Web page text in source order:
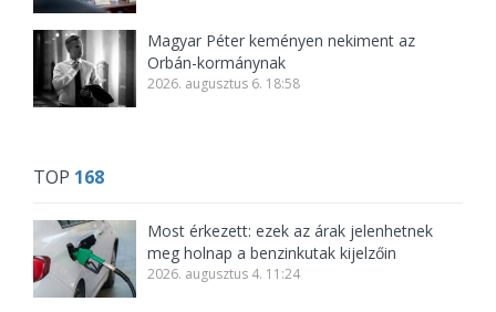
Magyar Péter keményen nekiment az
Orbán-kormánynak
2026. augusztus 6. 18:58
TOP 168
Most érkezett: ezek az árak jelenhetnek
meg holnap a benzinkutak kijelzőin
2026. augusztus 4. 11:24